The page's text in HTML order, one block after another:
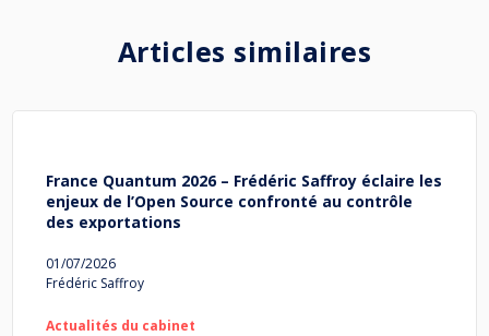
Articles similaires
France Quantum 2026 – Frédéric Saffroy éclaire les
enjeux de l’Open Source confronté au contrôle
des exportations
01/07/2026
Frédéric Saffroy
Actualités du cabinet